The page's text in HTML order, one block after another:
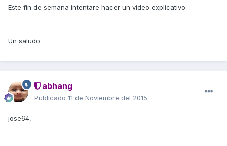
Este fin de semana intentare hacer un video explicativo.
Un saludo.
abhang
Publicado 11 de Noviembre del 2015
jose64,